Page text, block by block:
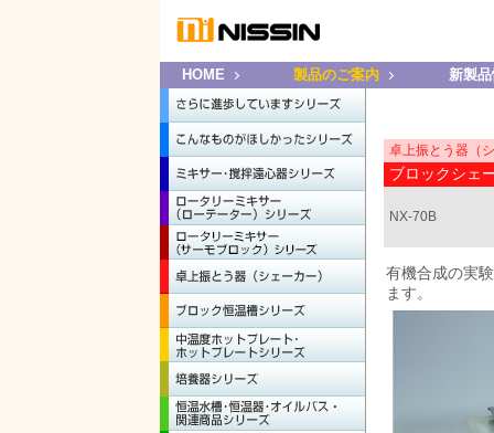
HOME 製品のご案内 新製
卓上振とう器（
ブロックシェ
NX-70B
有機合成の実
ます。